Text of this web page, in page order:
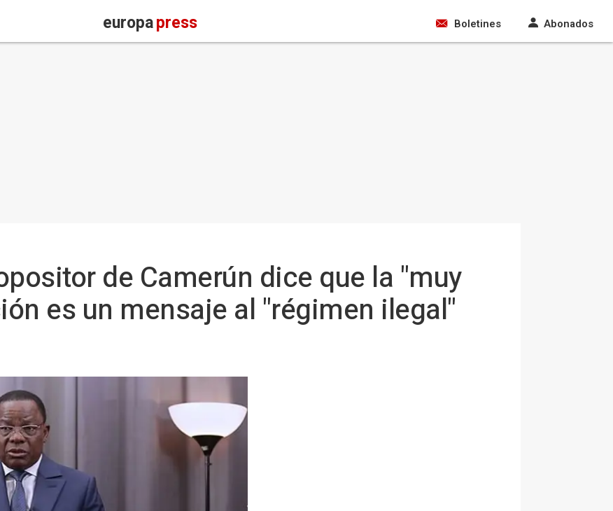
europapress Boletines Abonados
de Camerún dice que la "muy
es un mensaje al "régimen ilegal"